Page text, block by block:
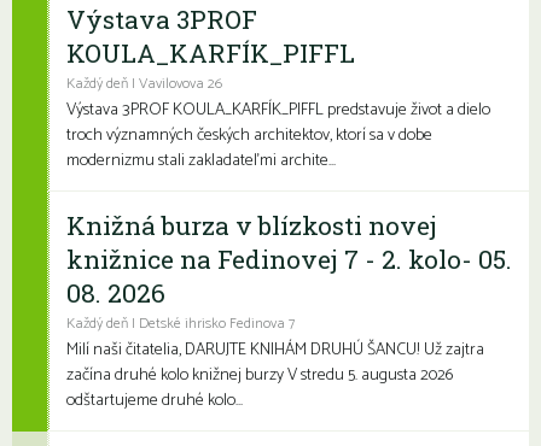
Výstava 3PROF
KOULA_KARFÍK_PIFFL
Každý deň | Vavilovova 26
Výstava 3PROF KOULA_KARFÍK_PIFFL predstavuje život a dielo
troch významných českých architektov, ktorí sa v dobe
modernizmu stali zakladateľmi archite...
Knižná burza v blízkosti novej
knižnice na Fedinovej 7 - 2. kolo- 05.
08. 2026
Každý deň | Detské ihrisko Fedinova 7
Milí naši čitatelia, DARUJTE KNIHÁM DRUHÚ ŠANCU! Už zajtra
začína druhé kolo knižnej burzy V stredu 5. augusta 2026
odštartujeme druhé kolo...